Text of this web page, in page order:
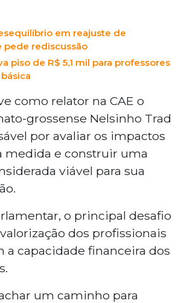
noturno e horas extras.
agora para análise da
Deputados antes de ir à
em reajuste de
pede rediscussão
piso de R$ 5,1 mil para professores
como relator na CAE o
grossense Nelsinho Trad
por avaliar os impactos
medida e construir uma
viável para sua
o principal desafio
dos profissionais
a capacidade financeira dos
um caminho para